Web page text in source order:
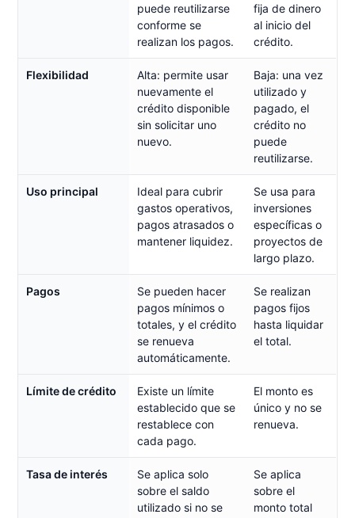
puede reutilizarse
conforme se
realizan los pagos.
fija de dinero
al inicio del
crédito.
Flexibilidad
Alta: permite usar
nuevamente el
crédito disponible
sin solicitar uno
nuevo.
Baja: una vez
utilizado y
pagado, el
crédito no
puede
reutilizarse.
Uso principal
Ideal para cubrir
gastos operativos,
pagos atrasados o
mantener liquidez.
Se usa para
inversiones
específicas o
proyectos de
largo plazo.
Pagos
Se pueden hacer
pagos mínimos o
totales, y el crédito
se renueva
automáticamente.
Se realizan
pagos fijos
hasta liquidar
el total.
Límite de crédito
Existe un límite
establecido que se
restablece con
cada pago.
El monto es
único y no se
renueva.
Tasa de interés
Se aplica solo
sobre el saldo
utilizado si no se
Se aplica
sobre el
monto total